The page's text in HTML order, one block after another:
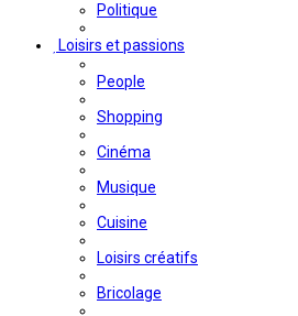
Politique
Loisirs et passions
People
Shopping
Cinéma
Musique
Cuisine
Loisirs créatifs
Bricolage